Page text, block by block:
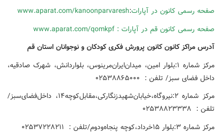
صفحه رسمی کانون در آپارات:
www.aparat.com/kanoonparvaresh
صفحه رسمی کانون قم در آپارات : www.aparat.com/qomkpf
آدرس مراکز کانون کانون پرورش فکری کودکان و نوجوانان استان قم
مرکز شماره ۱:بلوار امین، میدان‌ایران‌مرینوس، بلواردانش، شهرک صادقیه،
داخل فضای سبز/ تلفن : ۰۲۵۳۸۸۶۵۰۰۰
مرکز شماره ۲:نیروگاه،خیابان‌شهیدزنگارکی،مقابل‌کوچه۱۴، داخل‌فضای‌سبز/
تلفن : ۰۲۵۳۸۸۲۳۳۳۸
مرکز شماره ۳:بلوار ۱۵خرداد،کوچه پنجاه‌ودوم/تلفن : ۰۲۵۳۷۲۲۸۲۱۱